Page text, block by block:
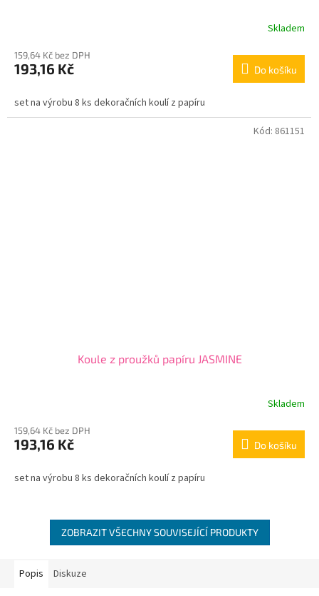
Skladem
159,64 Kč bez DPH
193,16 Kč Do košíku
set na výrobu 8 ks dekoračních koulí z papíru
Koule z proužků papíru JASMINE
Skladem
159,64 Kč bez DPH
193,16 Kč Do košíku
set na výrobu 8 ks dekoračních koulí z papíru
Kód: 861151
ZOBRAZIT VŠECHNY SOUVISEJÍCÍ PRODUKTY
Popis Diskuze